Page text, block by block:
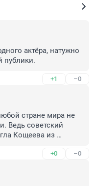
актёра, натужно
публики.
+1 –0
стране мира не
Ведь советский
Кощеева из
+0 –0